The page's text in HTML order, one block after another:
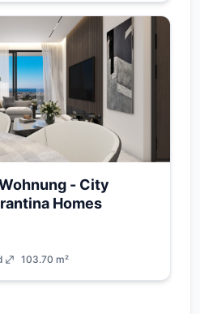
- City
Homes
103.70 m²